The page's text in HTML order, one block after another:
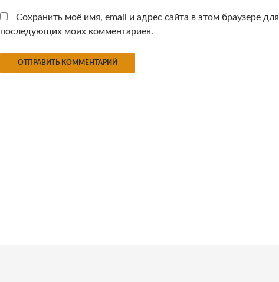
Сохранить моё имя, email и адрес сайта в этом браузере для
последующих моих комментариев.